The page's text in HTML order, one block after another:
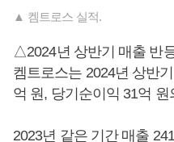
▲ 켐트로스 실적.
△2024년 상반기 매출 반
켐트로스는 2024년 상반
억 원, 당기순이익 31억
2023년 같은 기간 매출